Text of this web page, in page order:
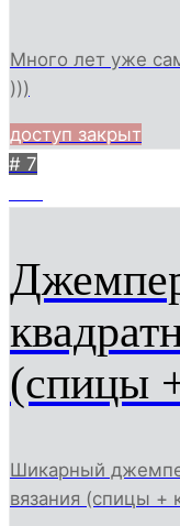
Много лет уже
)))
доступ закрыт
# 7
(спицы
Шикарный
вязания (спицы +